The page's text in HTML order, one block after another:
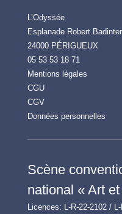
L’Odyssée
Esplanade Robert Badinter
24000 PÉRIGUEUX
05 53 53 18 71
Mentions légales
CGU
CGV
Données personnelles
Scène
national « Art
Licences: L-R-22-2102 /